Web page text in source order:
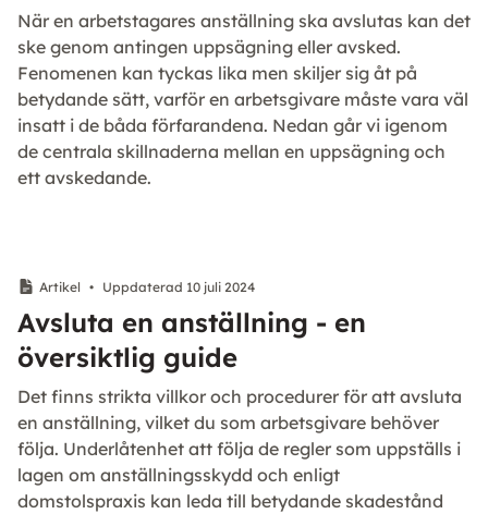
När en arbetstagares anställning ska avslutas kan det
ske genom antingen uppsägning eller avsked.
Fenomenen kan tyckas lika men skiljer sig åt på
betydande sätt, varför en arbetsgivare måste vara väl
insatt i de båda förfarandena. Nedan går vi igenom
de centrala skillnaderna mellan en uppsägning och
ett avskedande.
Artikel • Uppdaterad 10 juli 2024
Avsluta en anställning - en
översiktlig guide
Det finns strikta villkor och procedurer för att avsluta
en anställning, vilket du som arbetsgivare behöver
följa. Underlåtenhet att följa de regler som uppställs i
lagen om anställningsskydd och enligt
domstolspraxis kan leda till betydande skadestånd